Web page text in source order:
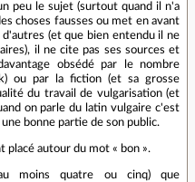
peu le sujet (surtout quand il n'a
choses fausses ou met en avant
(et que bien entendu il ne
il ne cite pas ses sources et
obsédé par le nombre
ou par la fiction (et sa grosse
du travail de vulgarisation (et
on parle du latin vulgaire c'est
bonne partie de son public.
placé autour du mot « bon ».
moins quatre ou cinq) que